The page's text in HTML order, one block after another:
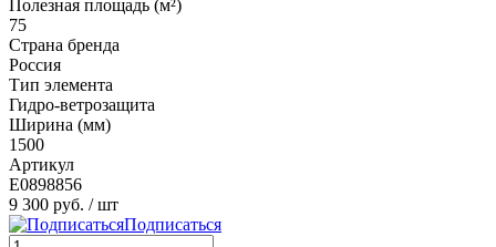
Полезная площадь (м²)
75
Страна бренда
Россия
Тип элемента
Гидро-ветрозащита
Ширина (мм)
1500
Артикул
E0898856
9 300 руб. / шт
Подписаться